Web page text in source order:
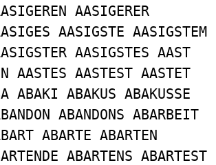
AASIGERER
AASIGSTE AASIGSTEM
AASIGSTES AAST
AASTES AASTEST AASTET
ABAKI ABAKUS ABAKUSSE
ABANDONS ABARBEIT
ABARTE ABARTEN
ABARTENS ABARTEST